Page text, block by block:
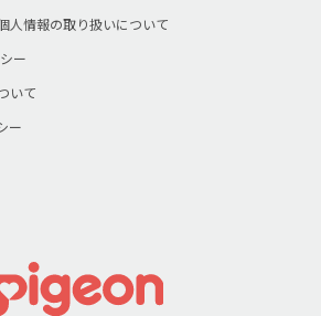
人情報の取り扱いについて
ー
いて
ー